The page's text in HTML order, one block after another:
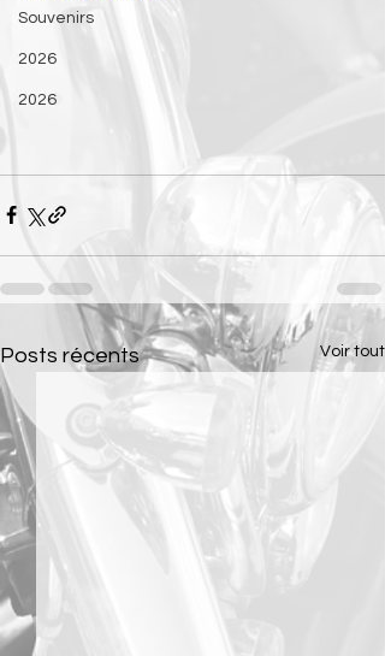
Souvenirs
2026
2026
Posts récents Voir tout